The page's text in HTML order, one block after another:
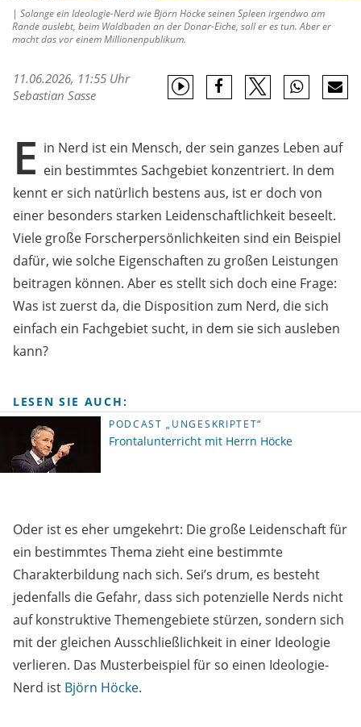
| Solange ein Ideologie-Nerd wie Björn Höcke seinen Spleen irgendwo am
Rande auslebt, beim Waldbaden an der Donar-Eiche, soll er es tun. Aber er
macht das vor einem Millionenpublikum.
11.06.2026, 11:55 Uhr
Sebastian Sasse
E in Nerd ist ein Mensch, der sein ganzes Leben auf
ein bestimmtes Sachgebiet konzentriert. In dem
kennt er sich natürlich bestens aus, ist er doch von
einer besonders starken Leidenschaftlichkeit beseelt.
Viele große Forscherpersönlichkeiten sind ein Beispiel
dafür, wie solche Eigenschaften zu großen Leistungen
beitragen können. Aber es stellt sich doch eine Frage:
Was ist zuerst da, die Disposition zum Nerd, die sich
einfach ein Fachgebiet sucht, in dem sie sich ausleben
kann?
LESEN SIE AUCH:
PODCAST „UNGESKRIPTET“
Frontalunterricht mit Herrn Höcke
Oder ist es eher umgekehrt: Die große Leidenschaft für
ein bestimmtes Thema zieht eine bestimmte
Charakterbildung nach sich. Sei’s drum, es besteht
jedenfalls die Gefahr, dass sich potenzielle Nerds nicht
auf konstruktive Themengebiete stürzen, sondern sich
mit der gleichen Ausschließlichkeit in einer Ideologie
verlieren. Das Musterbeispiel für so einen Ideologie-
Nerd ist Björn Höcke.